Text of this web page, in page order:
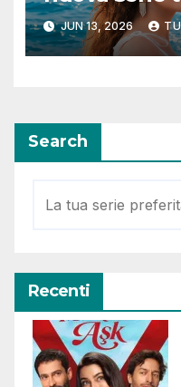
promette
scena
JUN 13, 2026
Search
Recenti